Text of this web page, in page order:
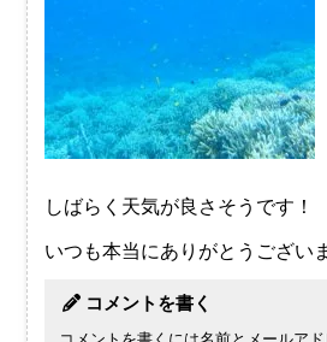
しばらく天気が良さそうです！
いつも本当にありがとうござい
コメントを書く